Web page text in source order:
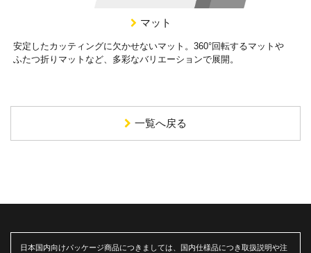
マット
安定したカッティングに欠かせないマット。360°回転するマットや
ふたつ折りマットなど、多彩なバリエーションで展開。
一覧へ戻る
日本国内向けパッケージ商品につきましては、国内仕様品につき取扱説明や注